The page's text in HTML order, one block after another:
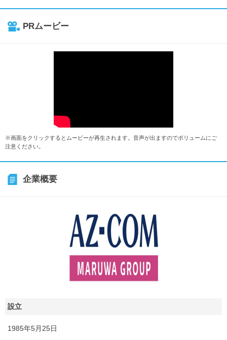
PRムービー
※画面をクリックするとムービーが再生されます。音声が出ますのでボリュームにご
注意ください。
企業概要
設立
1985年5月25日